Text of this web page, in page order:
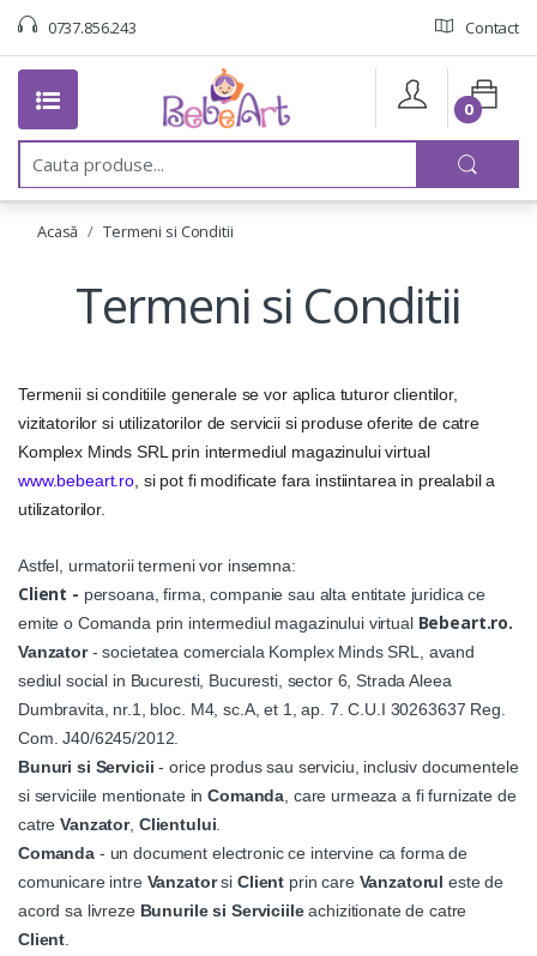
0737.856.243 Contact
C
u
0
Acasă Termeni si Conditii
Termeni si Conditii
Termenii si conditiile generale se vor aplica tuturor clientilor,
vizitatorilor si utilizatorilor de servicii si produse oferite de catre
Komplex Minds SRL prin intermediul magazinului virtual
www.bebeart.ro , si pot fi modificate fara instiintarea in prealabil a
utilizatorilor.
Astfel, urmatorii termeni vor insemna:
Client - persoana, firma, companie sau alta entitate juridica ce
emite o Comanda prin intermediul magazinului virtual Bebeart.ro.
Vanzator- societatea comerciala Komplex Minds SRL, avand
sediul social in Bucuresti, Bucuresti, sector 6, Strada Aleea
Dumbravita, nr.1, bloc. M4, sc.A, et 1, ap. 7. C.U.I 30263637 Reg.
Com. J40/6245/2012.
Bunuri si Servicii - orice produs sau serviciu, inclusiv documentele
si serviciile mentionate inComanda , care urmeaza a fi furnizate de
catreVanzator, Clientului
Comanda - un document electronic ce intervine ca forma de
comunicare intre Vanzatorsi Client prin care Vanzatorul este de
acord sa livreze Bunurile si Serviciileachizitionate de catre
Client